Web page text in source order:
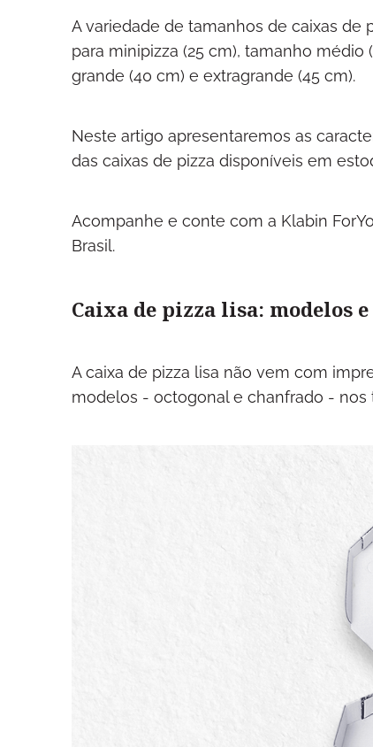
A variedade de tamanhos de caixas
para minipizza (25 cm), tamanho
grande (40 cm) e extragrande (45 cm).
Neste artigo apresentaremos as
das caixas de pizza disponíveis em
Acompanhe e conte com a Klabin
Brasil.
Caixa de pizza lisa: modelos
A caixa de pizza lisa não vem com
modelos - octogonal e chanfrado - nos